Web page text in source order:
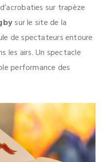
sur trapèze
sur le site de la
de spectateurs entoure
les airs. Un spectacle
performance des